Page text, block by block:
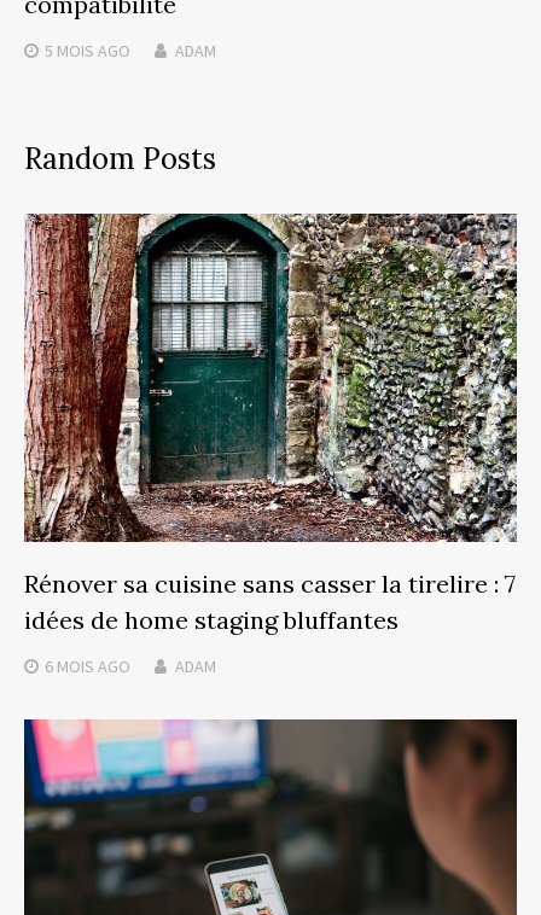
5 MOIS AGO ADAM
Random Posts
Rénover sa cuisine sans casser la tirelire : 7
idées de home staging bluffantes
6 MOIS AGO ADAM